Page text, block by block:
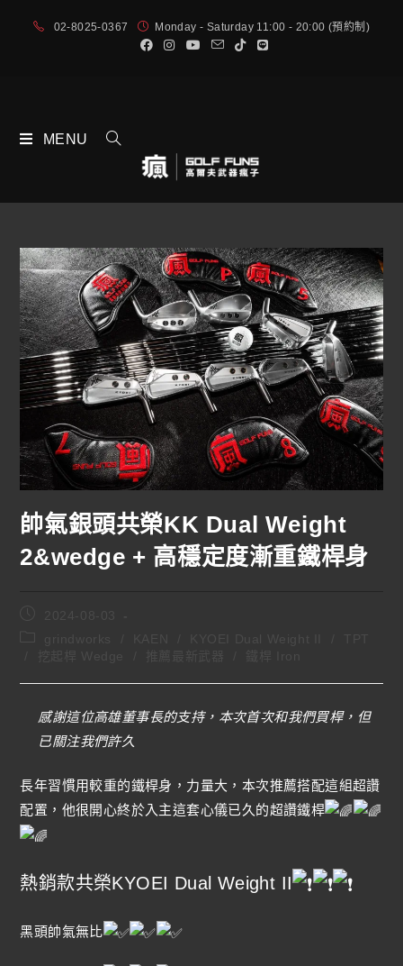
02-8025-0367 Monday - Saturday 11:00 - 20:00 (預約制)
MENU
帥氣銀頭共榮KK Dual Weight
2&wedge + 高穩定度漸重鐵桿身
2024-08-03
KYOEI Dual Weight II
挖起桿 Wedge 鐵桿 Iron
感謝這位高雄董事長的支持，本次首次和我們買桿，但
已關注我們許久
長年習慣用較重的鐵桿身，力量大，本次推薦搭配這組超讚
配置，他很開心終於入主這套心儀已久的超讚鐵桿
熱銷款共榮KYOEI Dual Weight II
黑頭帥氣無比